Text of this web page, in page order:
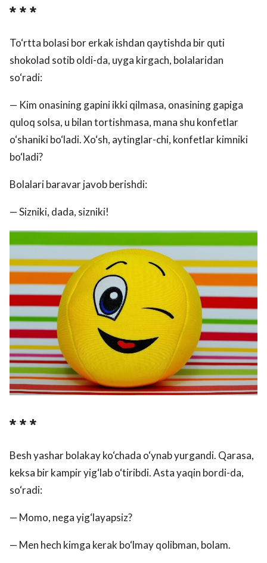
* * *
To‘rtta bolasi bor erkak ishdan qaytishda bir quti
shokolad sotib oldi-da, uyga kirgach, bolalaridan
so‘radi:
— Kim onasining gapini ikki qilmasa, onasining gapiga
quloq solsa, u bilan tortishmasa, mana shu konfetlar
o‘shaniki bo‘ladi. Xo‘sh, aytinglar-chi, konfetlar kimniki
bo‘ladi?
Bolalari baravar javob berishdi:
— Sizniki, dada, sizniki!
* * *
Besh yashar bolakay ko‘chada o‘ynab yurgandi. Qarasa,
keksa bir kampir yig‘lab o‘tiribdi. Asta yaqin bordi-da,
so‘radi:
— Momo, nega yig‘layapsiz?
— Men hech kimga kerak bo‘lmay qolibman, bolam.